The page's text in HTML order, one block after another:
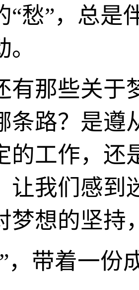
“愁”，总是
有那些关于
条路？是遵
的工作，还
让我们感到
梦想的坚持
，带着一份